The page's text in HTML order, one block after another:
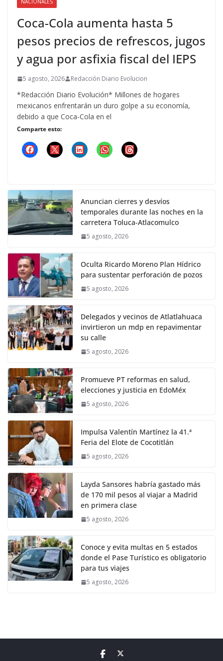
NACIONALES
Coca-Cola aumenta hasta 5
pesos precios de refrescos, jugos
y agua por asfixia fiscal del IEPS
5 agosto, 2026 Redacción Diario Evolucion
*Redacción Diario Evolución* Millones de hogares
mexicanos enfrentarán un duro golpe a su economía,
debido a que Coca-Cola en el
Comparte esto:
Anuncian cierres y desvíos
temporales durante las noches en la
carretera Toluca-Atlacomulco
5 agosto, 2026
Oculta Ricardo Moreno Plan Hídrico
para sustentar perforación de pozos
5 agosto, 2026
Delegados y vecinos de Atlatlahuaca
invirtieron un mdp en repavimentar
su calle
5 agosto, 2026
Promueve PT reformas en salud,
elecciones y justicia en EdoMéx
5 agosto, 2026
Impulsa Valentín Martínez la 41.ª
Feria del Elote de Cocotitlán
5 agosto, 2026
Layda Sansores habría gastado más
de 170 mil pesos al viajar a Madrid
en primera clase
5 agosto, 2026
Conoce y evita multas en 5 estados
donde el Pase Turístico es obligatorio
para tus viajes
5 agosto, 2026